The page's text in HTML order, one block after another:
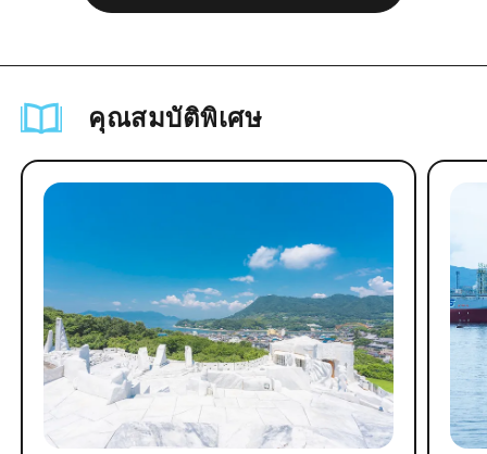
คุณสมบัติพิเศษ